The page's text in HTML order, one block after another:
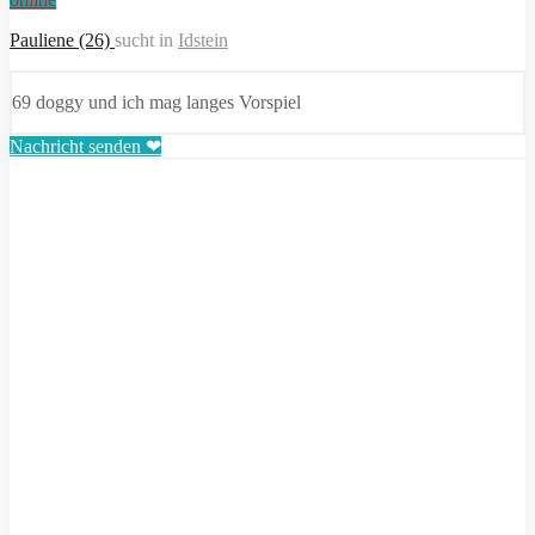
Pauliene (26) sucht in Idstein
69 doggy und ich mag langes Vorspiel
Nachricht senden ❤